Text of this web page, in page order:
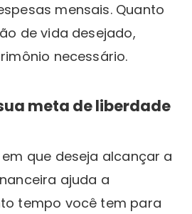
mensais. Quanto
de vida desejado,
necessário.
meta de liberdade
que deseja alcançar a
ajuda a
tempo você tem para